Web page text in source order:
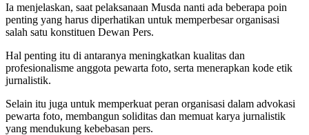
Ia menjelaskan, saat pelaksanaan Musda nanti ada beberapa poin
penting yang harus diperhatikan untuk memperbesar organisasi
salah satu konstituen Dewan Pers.
Hal penting itu di antaranya meningkatkan kualitas dan
profesionalisme anggota pewarta foto, serta menerapkan kode etik
jurnalistik.
Selain itu juga untuk memperkuat peran organisasi dalam advokasi
pewarta foto, membangun soliditas dan memuat karya jurnalistik
yang mendukung kebebasan pers.